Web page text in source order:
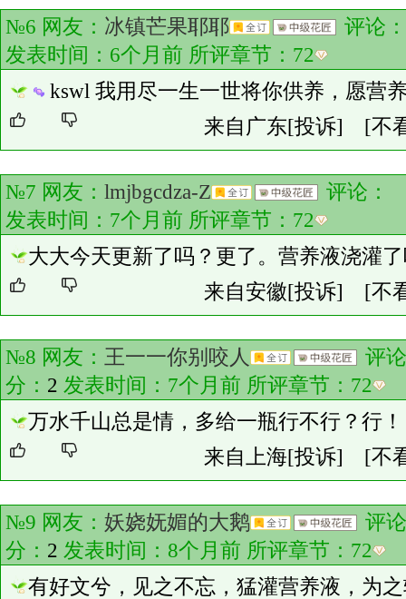
№6 网友： 冰镇芒果耶耶
评论
发表时间：6个月前 所评章节： 72
kswl 我用尽一生一世将你供养，愿营
来自广东[投诉] [不
№7 网友： lmjbgcdza-Z 评论：
发表时间：7个月前 所评章节： 72
大大今天更新了吗？更了。营养液浇灌
来自安徽[投诉] [不
№8 网友： 王一一你别咬人
评
分： 2 发表时间：7个月前 所评章节： 72
万水千山总是情，多给一瓶行不行？行！
来自上海[投诉] [不
№9 网友： 妖娆妩媚的大鹅
评
分： 2 发表时间：8个月前 所评章节： 72
有好文兮，见之不忘，猛灌营养液，为